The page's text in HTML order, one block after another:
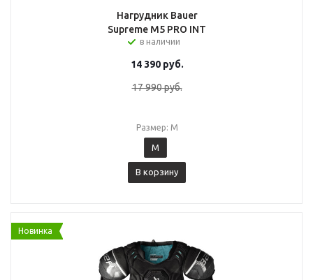
Нагрудник Bauer
Supreme M5 PRO INT
в наличии
14 390руб.
17 990руб.
Размер: M
M
В корзину
Новинка